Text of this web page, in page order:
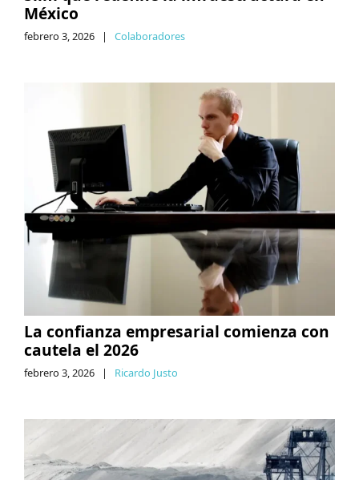
México
febrero 3, 2026 | Colaboradores
La confianza empresarial comienza con
cautela el 2026
febrero 3, 2026 | Ricardo Justo